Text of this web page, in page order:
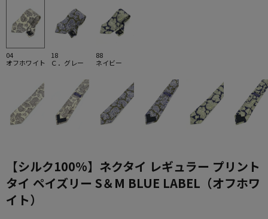
04
オフホワイト
18
Ｃ．グレー
88
ネイビー
【シルク100%】ネクタイ レギュラー プリント
タイ ペイズリー S＆M BLUE LABEL（オフホワ
イト）